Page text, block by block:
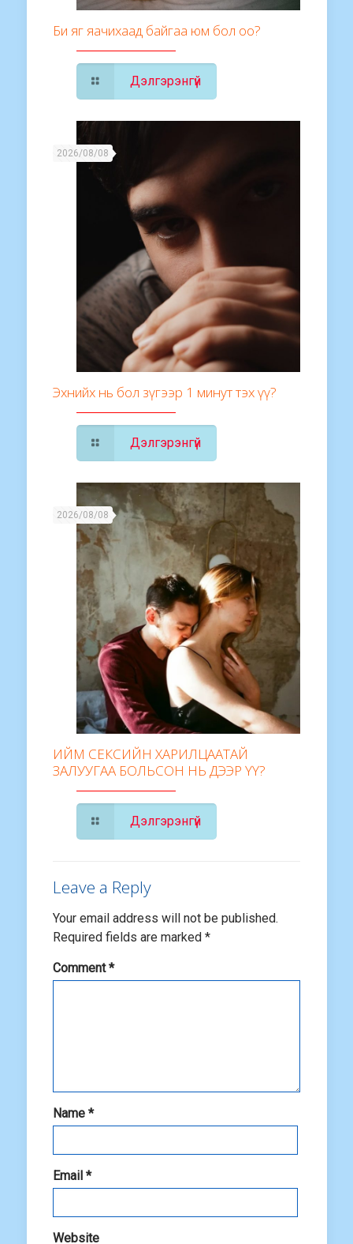
Би яг яачихаад байгаа юм бол оо?
Дэлгэрэнгүй
2026/08/08
Эхнийх нь бол зүгээр 1 минут тэх үү?
Дэлгэрэнгүй
2026/08/08
ИЙМ СЕКСИЙН ХАРИЛЦААТАЙ
ЗАЛУУГАА БОЛЬСОН НЬ ДЭЭР ҮҮ?
Дэлгэрэнгүй
Leave a Reply
Your email address will not be published.
Required fields are marked *
Comment*
Name *
Email *
Website